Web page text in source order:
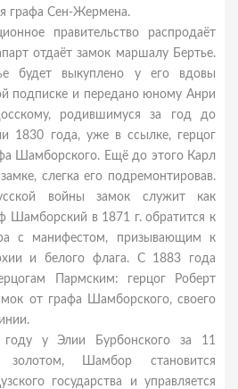
графа Сен-Жермена.
правительство распродаёт
отдаёт замок маршалу Бертье.
будет выкуплено у его вдовы
подписке и передано юному Анри
родившимуся за год до
1830 года, уже в ссылке, герцог
Шамборского. Ещё до этого Карл
слегка его подремонтировав.
войны замок служит как
Шамборский в 1871 г. обратится к
с манифестом, призывающим к
и белого флага. С 1883 года
Пармским: герцог Роберт
от графа Шамборского, своего
у Элии Бурбонского за 11
золотом, Шамбор становится
государства и управляется